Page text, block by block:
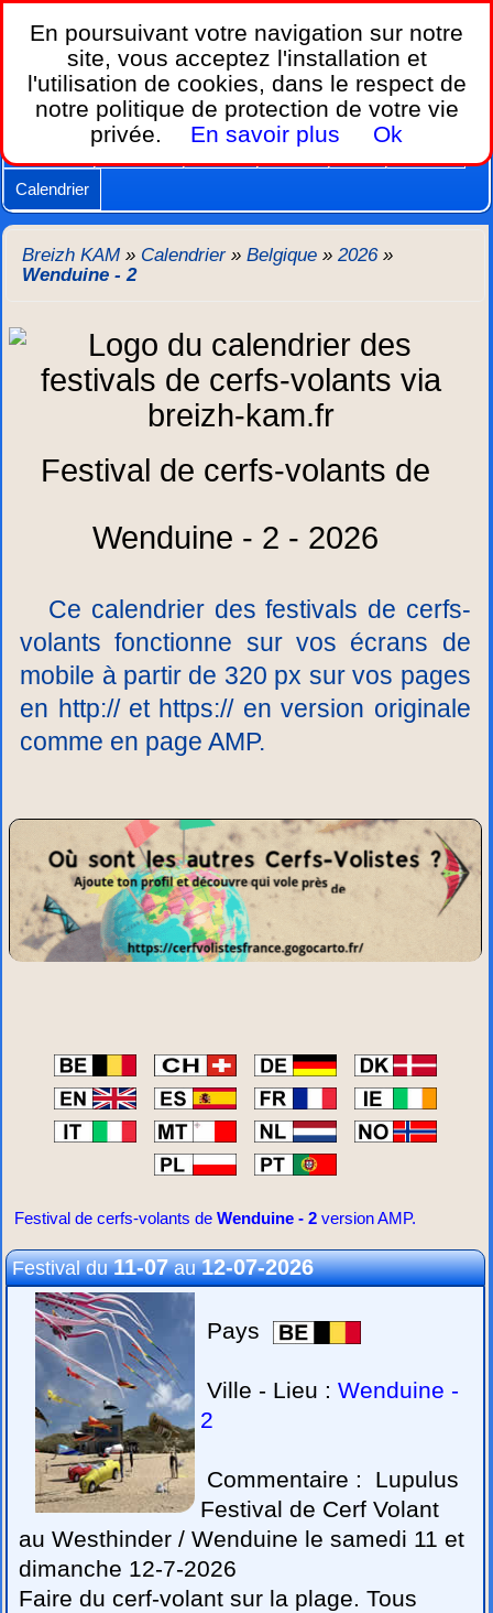
Breizh KAM,
le calendrier des festivals de cerfs-volants.
Home Lois et règles Cerfs-volants Nacelles
Supports Vidéos Autres Agenda
Calendrier
Breizh KAM » Calendrier »Belgique »2026 »
Wenduine - 2
Festival de cerfs-volants de
Wenduine - 2 - 2026
Ce calendrier des festivals de cerfs-
volants fonctionne sur vos écrans de
mobile à partir de 320 px sur vos pages
en http:// et https:// en version originale
comme en page AMP.
Festival de cerfs-volants deWenduine - 2 version AMP.
Festival du11-07au12-07-2026
Pays
Ville - Lieu :Wenduine -
2
Commentaire :
Lupulus
Festival de Cerf Volant
au Westhinder / Wenduine le samedi 11 et
dimanche 12-7-2026
Faire du cerf-volant sur la plage. Tous
En poursuivant votre navigation sur notre
site, vous acceptez l'installation et
l'utilisation de cookies, dans le respect de
notre politique de protection de votre vie
privée.
En savoir plus Ok